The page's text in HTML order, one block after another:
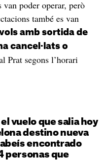
van poder operar, però
també es van
amb sortida de
cancel·lats o
Prat segons l’horari
vuelo que salia hoy
destino nueva
encontrado
personas que